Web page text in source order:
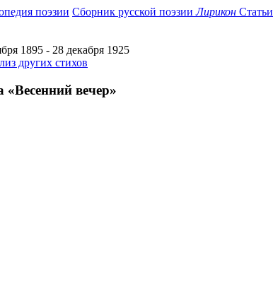
поэзии Сборник русской поэзии Лирикон
1895 - 28 декабря 1925
других стихов
«Весенний вечер»